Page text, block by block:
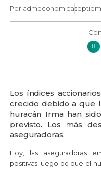
Por admeconomica
Los índices
crecido debido a que
huracán Irma han
previsto. Los más
aseguradoras.
Hoy, las aseguradoras
positivas luego de que el